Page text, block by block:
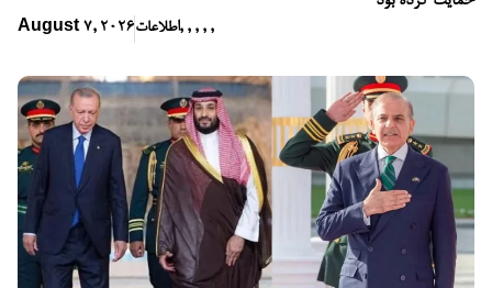
August 7, 2026اطلاعات, , , , ,